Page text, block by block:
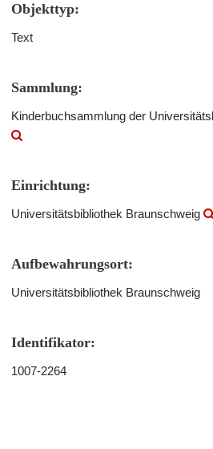
Objekttyp:
Text
Sammlung:
Kinderbuchsammlung der
Einrichtung:
Universitätsbibliothek Braunschweig
Aufbewahrungsort:
Universitätsbibliothek Braunschweig
Identifikator:
1007-2264